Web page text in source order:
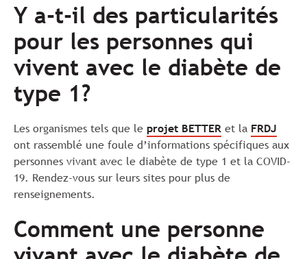
Y a-t-il des particularités
pour les personnes qui
vivent avec le diabète de
type 1?
Les organismes tels que le projet BETTER et la FRDJ
ont rassemblé une foule d’informations spécifiques aux
personnes vivant avec le diabète de type 1 et la COVID-
19. Rendez-vous sur leurs sites pour plus de
renseignements.
Comment une personne